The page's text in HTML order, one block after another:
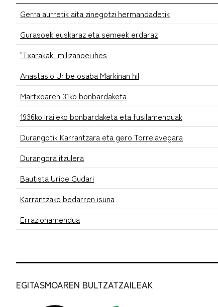
Gerra aurretik aita zinegotzi hermandadetik
Gurasoek euskaraz eta semeek erdaraz
"Txarakak" milizanoei ihes
Anastasio Uribe osaba Markinan hil
Martxoaren 31ko bonbardaketa
1936ko Iraileko bonbardaketa eta fusilamenduak
Durangotik Karrantzara eta gero Torrelavegara
Durangora itzulera
Bautista Uribe Gudari
Karrantzako bedarren isuna
Errazionamendua
EGITASMOAREN BULTZATZAILEAK